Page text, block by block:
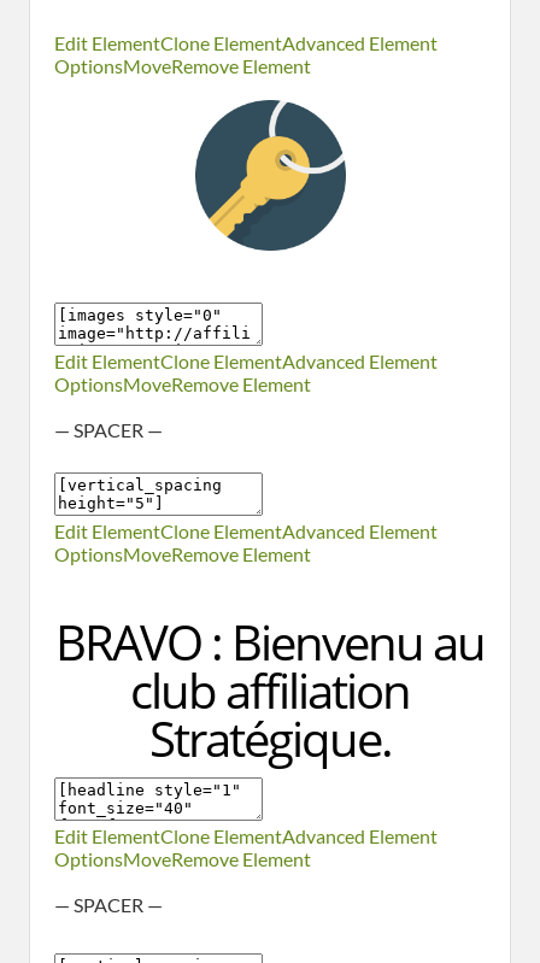
Edit ElementClone ElementAdvanced Element
OptionsMoveRemove Element
Edit ElementClone ElementAdvanced Element
OptionsMoveRemove Element
— SPACER —
Edit ElementClone ElementAdvanced Element
OptionsMoveRemove Element
BRAVO : Bienvenu au
club affiliation
Stratégique.
Edit ElementClone ElementAdvanced Element
OptionsMoveRemove Element
— SPACER —